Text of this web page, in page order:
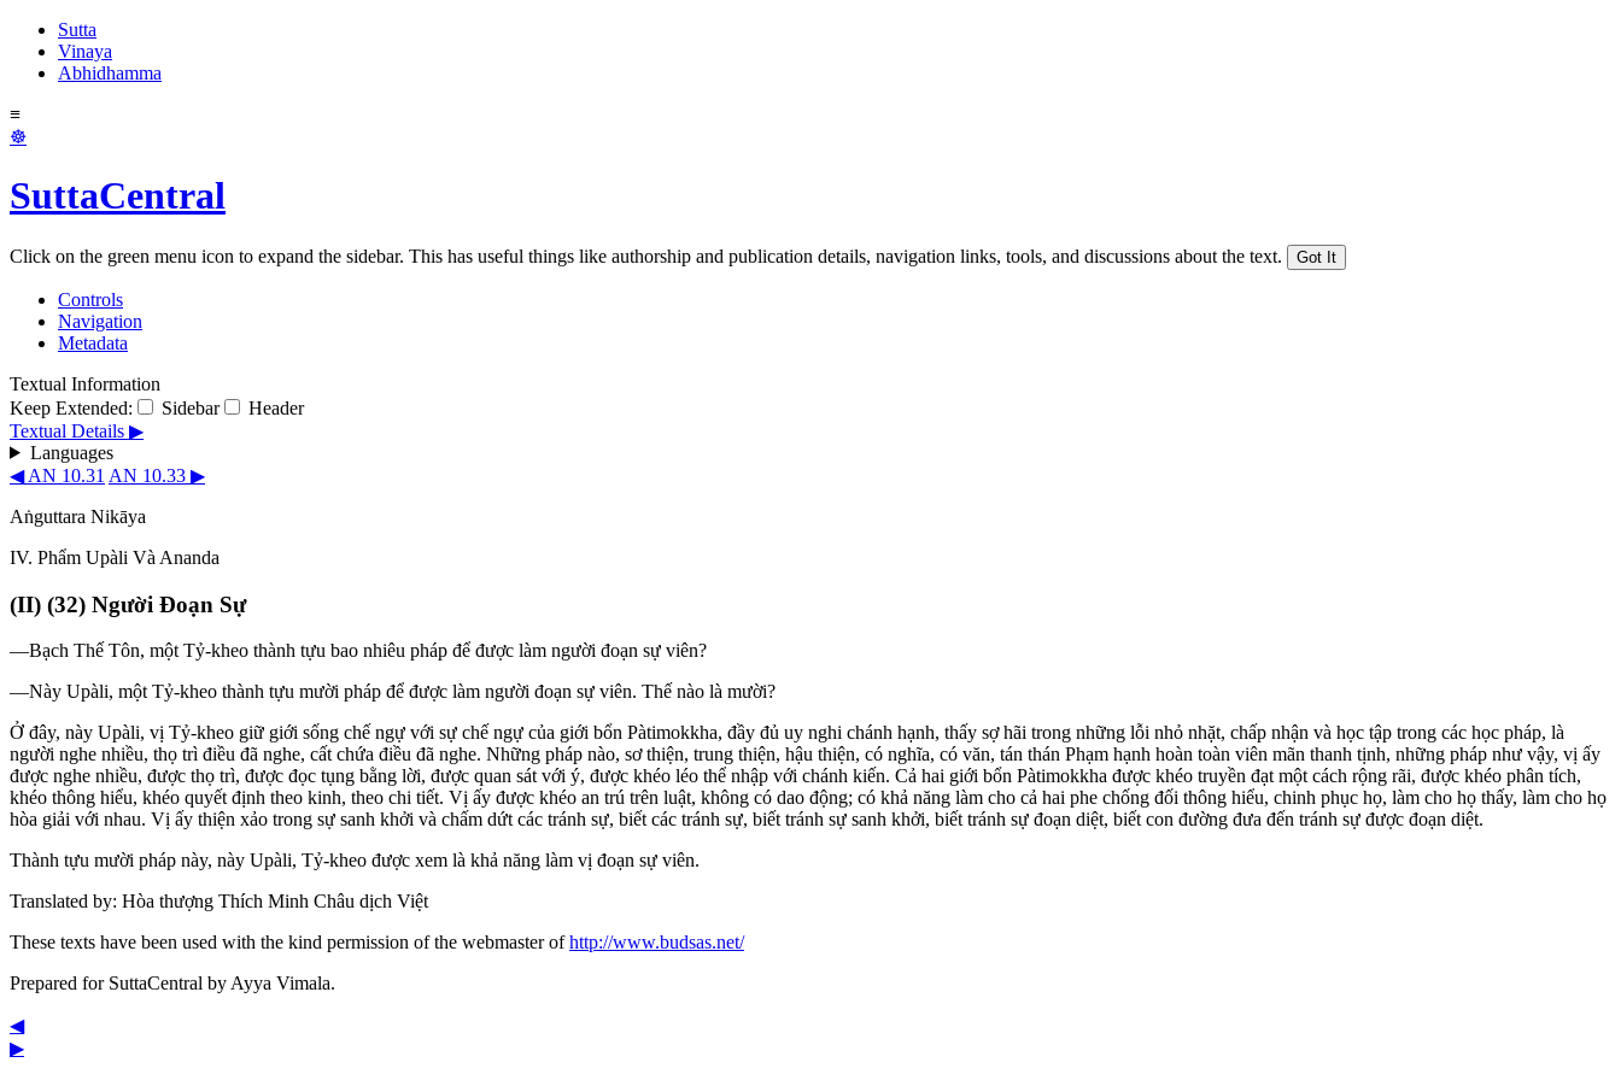
Sutta
Vinaya
Abhidhamma
≡
☸
SuttaCentral
Click on the green menu icon to expand the sidebar. This has useful things like authorship and publication details, navigation links, tools, and discussions about the text. Got It
Controls
Navigation
Metadata
Textual Information
Keep Extended:
Sidebar
Header
Textual Details ▶
Languages
◀ AN 10.31 AN 10.33 ▶
Aṅguttara Nikāya
IV. Phẩm Upàli Và Ananda
(II) (32) Người Ðoạn Sự
—Bạch Thế Tôn, một Tỷ-kheo thành tựu bao nhiêu pháp để được làm người đoạn sự viên?
—Này Upàli, một Tỷ-kheo thành tựu mười pháp để được làm người đoạn sự viên. Thế nào là mười?
Ở đây, này Upàli, vị Tỷ-kheo giữ giới sống chế ngự với sự chế ngự của giới bổn Pàtimokkha, đầy đủ uy nghi chánh hạnh, thấy sợ hãi trong những lỗi nhỏ nhặt, chấp nhận và học tập trong các học pháp, là
người nghe nhiều, thọ trì điều đã nghe, cất chứa điều đã nghe. Những pháp nào, sơ thiện, trung thiện, hậu thiện, có nghĩa, có văn, tán thán Phạm hạnh hoàn toàn viên mãn thanh tịnh, những pháp như vậy, vị ấy
được nghe nhiều, được thọ trì, được đọc tụng bằng lời, được quan sát với ý, được khéo léo thể nhập với chánh kiến. Cả hai giới bổn Pàtimokkha được khéo truyền đạt một cách rộng rãi, được khéo phân tích,
khéo thông hiểu, khéo quyết định theo kinh, theo chi tiết. Vị ấy được khéo an trú trên luật, không có dao động; có khả năng làm cho cả hai phe chống đối thông hiểu, chinh phục họ, làm cho họ thấy, làm cho họ
hòa giải với nhau. Vị ấy thiện xảo trong sự sanh khởi và chấm dứt các tránh sự, biết các tránh sự, biết tránh sự sanh khởi, biết tránh sự đoạn diệt, biết con đường đưa đến tránh sự được đoạn diệt.
Thành tựu mười pháp này, này Upàli, Tỷ-kheo được xem là khả năng làm vị đoạn sự viên.
Translated by: Hòa thượng Thích Minh Châu dịch Việt
These texts have been used with the kind permission of the webmaster ofhttp://www.budsas.net/
Prepared for SuttaCentral by Ayya Vimala.
◀
▶